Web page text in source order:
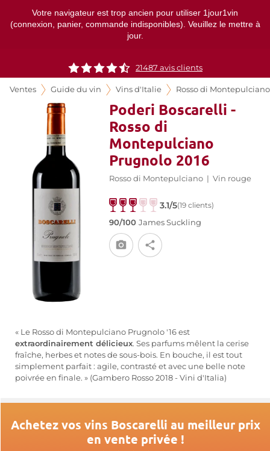
Votre navigateur est trop ancien pour utiliser 1jour1vin
(connexion, panier, commande indisponibles). Veuillez le mettre à
jour.
21487 avis clients
Ventes Guide du vin Vins d'Italie Rosso di Montepulciano
Poderi Boscarelli -
Rosso di
Montepulciano
Prugnolo 2016
Rosso di Montepulciano | Vin rouge
3.1/5(19 clients)
90/100 James Suckling
« Le Rosso di Montepulciano Prugnolo '16 est
extraordinairement délicieux. Ses parfums mêlent la cerise
fraîche, herbes et notes de sous-bois. En bouche, il est tout
simplement parfait : agile, contrasté et avec une belle note
poivrée en finale. » (Gambero Rosso 2018 - Vini d'Italia)
Achetez vos vins Boscarelli au meilleur prix
en vente privée !